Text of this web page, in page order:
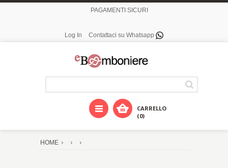
PAGAMENTI SICURI
Log In Contattaci su Whatsapp
CARRELLO
(0)
HOME